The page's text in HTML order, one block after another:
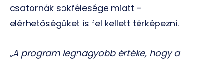
csatornák sokfélesége miatt –
elérhetőségüket is fel kellett térképezni.
„A program legnagyobb értéke, hogy a